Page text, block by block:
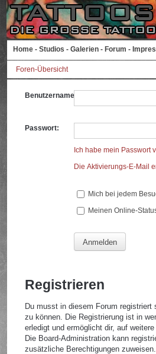
Home - Studios - Galerien - Forum -
Foren-Übersicht
Benutzername:
Passwort:
Ich habe mein Passwort
Die Aktivierungs-E-Mail
Mich bei jedem
Meinen Online-
Registrieren
Du musst in diesem Forum registriert
zu können. Die Registrierung ist in
erledigt und ermöglicht dir, auf
Die Board-Administration kann
zusätzliche Berechtigungen